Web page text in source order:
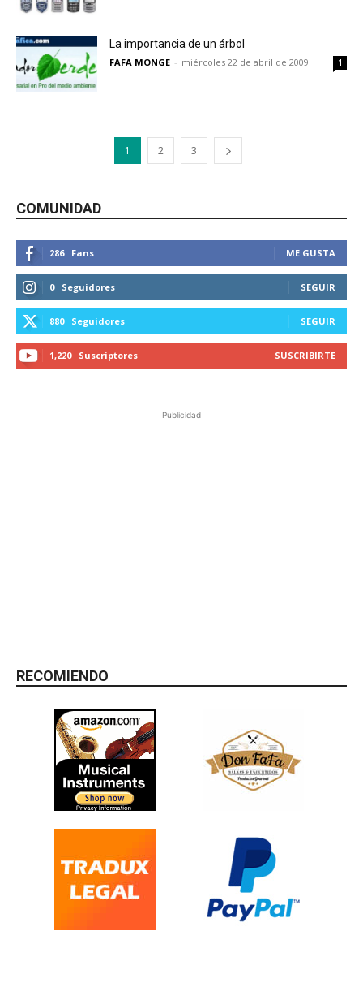
La importancia de un árbol
FAFA MONGE - miércoles 22 de abril de 2009 1
1 2 3
COMUNIDAD
286 Fans ME GUSTA
0 Seguidores SEGUIR
880 Seguidores SEGUIR
1,220 Suscriptores SUSCRIBIRTE
Publicidad
RECOMIENDO